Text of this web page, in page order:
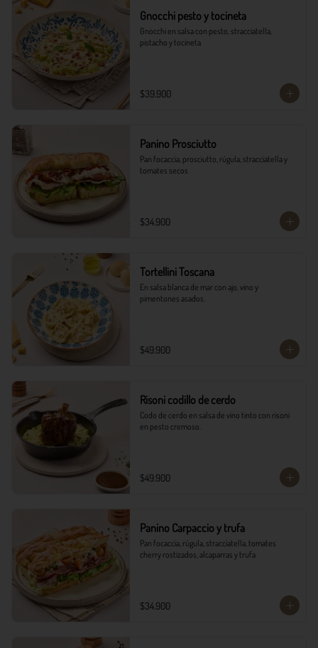
Gnocchi pesto y tocineta
Gnocchi en salsa con pesto, stracciatella,
pistacho y tocineta
$39.900
Panino Prosciutto
Pan focaccia, prosciutto, rúgula, stracciatella y
tomates secos
$34.900
Tortellini Toscana
En salsa blanca de mar con ajo, vino y
pimentones asados.
$49.900
Risoni codillo de cerdo
Codo de cerdo en salsa de vino tinto con risoni
en pesto cremoso.​
$49.900
Panino Carpaccio y trufa
Pan focaccia, rúgula, stracciatella, tomates
cherry rostizados, alcaparras y trufa
$34.900